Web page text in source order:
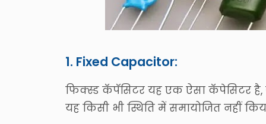
1. Fixed Capacitor:
फिक्स्ड कॅपॅसिटर यह एक ऐसा कॅपेसिटर है,
यह किसी भी स्थिति में समायोजित नहीं